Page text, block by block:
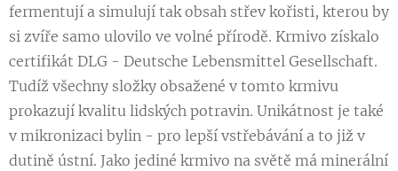
fermentují a simulují tak obsah střev kořisti, kterou by
si zvíře samo ulovilo ve volné přírodě. Krmivo získalo
certifikát DLG - Deutsche Lebensmittel Gesellschaft.
Tudíž všechny složky obsažené v tomto krmivu
prokazují kvalitu lidských potravin. Unikátnost je také
v mikronizaci bylin - pro lepší vstřebávání a to již v
dutině ústní. Jako jediné krmivo na světě má minerální